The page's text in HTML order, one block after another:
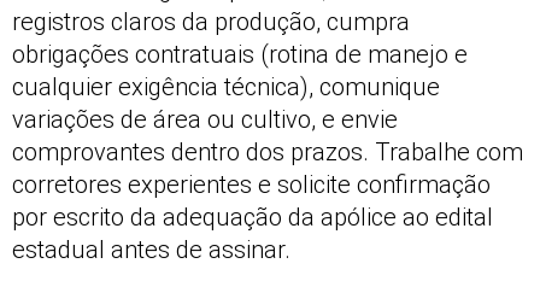
registros claros da produção, cumpra
obrigações contratuais (rotina de manejo e
cualquier exigência técnica), comunique
variações de área ou cultivo, e envie
comprovantes dentro dos prazos. Trabalhe com
corretores experientes e solicite confirmação
por escrito da adequação da apólice ao edital
estadual antes de assinar.